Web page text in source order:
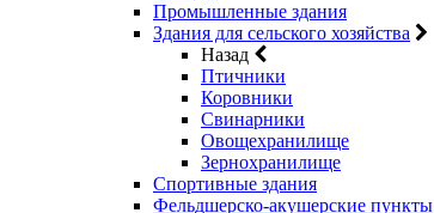
Промышленные здания
Здания для сельского хозяйства
Назад
Птичники
Коровники
Свинарники
Овощехранилище
Зернохранилище
Спортивные здания
Фельдшерско-акушерские пункты